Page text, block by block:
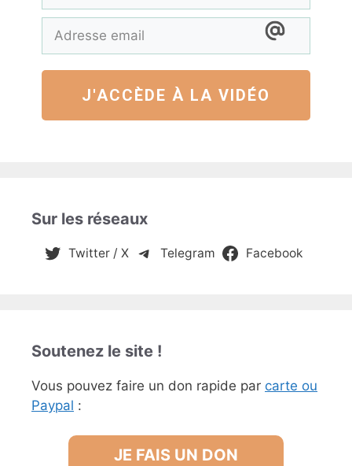
J'ACCÈDE À LA VIDÉO
Sur les réseaux
Twitter / X Telegram Facebook
Soutenez le site !
Vous pouvez faire un don rapide par carte ou
Paypal :
JE FAIS UN DON